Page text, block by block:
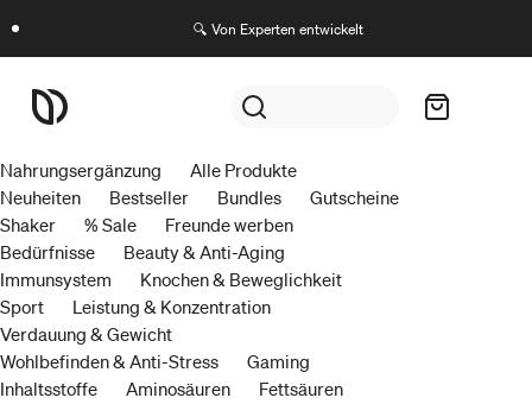
🔍 Von Experten entwickelt
Nahrungsergänzung
Alle Produkte
Neuheiten
Bestseller Bundles
Gutscheine
Shaker
% Sale
Freunde werben
Bedürfnisse
Beauty & Anti-Aging
Immunsystem
Knochen & Beweglichkeit
Sport
Leistung & Konzentration
Verdauung & Gewicht
Wohlbefinden & Anti-Stress
Gaming
Inhaltsstoffe
Aminosäuren
Fettsäuren